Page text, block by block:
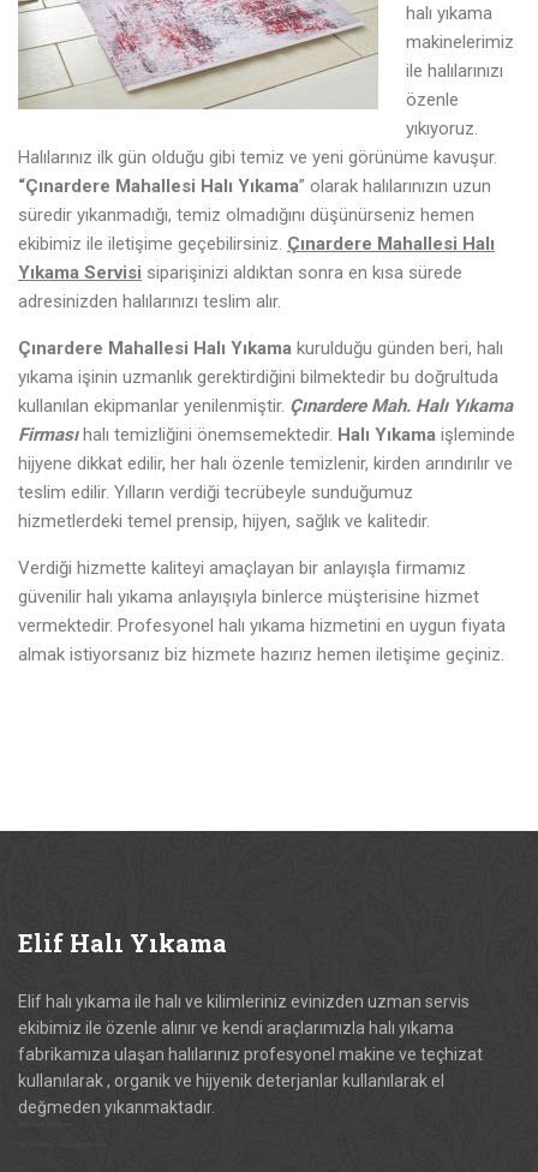
halı yıkama
makinelerimiz
ile halılarınızı
özenle
yıkıyoruz.
Halılarınız ilk gün olduğu gibi temiz ve yeni görünüme kavuşur.
“Çınardere Mahallesi Halı Yıkama” olarak halılarınızın uzun
süredir yıkanmadığı, temiz olmadığını düşünürseniz hemen
ekibimiz ile iletişime geçebilirsiniz. Çınardere Mahallesi Halı
Yıkama Servisi siparişinizi aldıktan sonra en kısa sürede
adresinizden halılarınızı teslim alır.
Çınardere Mahallesi Halı Yıkama kurulduğu günden beri, halı
yıkama işinin uzmanlık gerektirdiğini bilmektedir bu doğrultuda
kullanılan ekipmanlar yenilenmiştir. Çınardere Mah. Halı Yıkama
Firmasıhalı temizliğini önemsemektedir. Halı Yıkama işleminde
hijyene dikkat edilir, her halı özenle temizlenir, kirden arındırılır ve
teslim edilir. Yılların verdiği tecrübeyle sunduğumuz
hizmetlerdeki temel prensip, hijyen, sağlık ve kalitedir.
Verdiği hizmette kaliteyi amaçlayan bir anlayışla firmamız
güvenilir halı yıkama anlayışıyla binlerce müşterisine hizmet
vermektedir. Profesyonel halı yıkama hizmetini en uygun fiyata
almak istiyorsanız biz hizmete hazırız hemen iletişime geçiniz.
Elif Halı Yıkama
Elif halı yıkama ile halı ve kilimleriniz evinizden uzman servis
ekibimiz ile özenle alınır ve kendi araçlarımızla halı yıkama
fabrikamıza ulaşan halılarınız profesyonel makine ve teçhizat
kullanılarak , organik ve hijyenik deterjanlar kullanılarak el
değmeden yıkanmaktadır.